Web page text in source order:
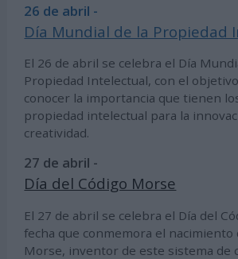
26 de abril -
Día Mundial de la Propiedad
El 26 de abril se celebra el Día
Propiedad Intelectual, con el
conocer la importancia que tienen
propiedad intelectual para la
creatividad.
27 de abril -
Día del Código Morse
El 27 de abril se celebra el Día del
fecha que conmemora el nacimiento
Morse, inventor de este sistema de